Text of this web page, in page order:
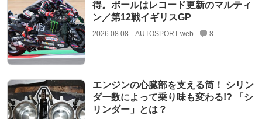
得。ポールはレコード更新のマルティ
ン／第12戦イギリスGP
2026.08.08 AUTOSPORT web 8
エンジンの心臓部を支える筒！ シリン
ダー数によって乗り味も変わる!? 「シ
リンダー」とは？